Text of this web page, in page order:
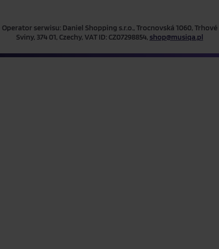
Operator serwisu: Daniel Shopping s.r.o., Trocnovská 1060, Trhové
Sviny, 374 01, Czechy, VAT ID: CZ07298854, shop@musiqa.pl